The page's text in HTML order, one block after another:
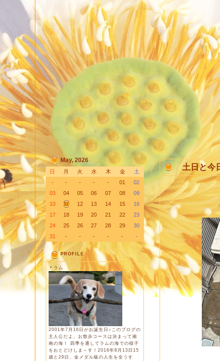
May, 2026
日 月 火 水 木 金
土
-
- - - - 01
02
03
04 05 06 07 08
09
10
11 12 13 14 15
16
17
18 19 20 21 22
23
24
25 26 27 28 29
30
31
- - - - - -
PROFILE
＊ラム
2001年7月16日がお誕生日♪このブログの
主人公だよ。お散歩コースは決まって湘
南の海！ 四季を通してラムの海での様子
をおとどけしま～す！2016年8月13日15
歳と29日、金メダル級の人生を全うす
土日と今